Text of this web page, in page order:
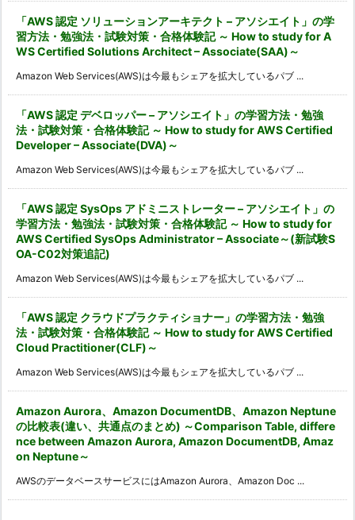
「AWS 認定 ソリューションアーキテクト – アソシエイト」の学
習方法・勉強法・試験対策・合格体験記 ～ How to study for A
WS Certified Solutions Architect – Associate(SAA)～
Amazon Web Services(AWS)は今最もシェアを拡大しているパブ ...
「AWS 認定 デベロッパー – アソシエイト」の学習方法・勉強
法・試験対策・合格体験記 ～ How to study for AWS Certified
Developer – Associate(DVA)～
Amazon Web Services(AWS)は今最もシェアを拡大しているパブ ...
「AWS 認定 SysOps アドミニストレーター – アソシエイト」の
学習方法・勉強法・試験対策・合格体験記 ～ How to study for
AWS Certified SysOps Administrator – Associate～(新試験S
OA-C02対策追記)
Amazon Web Services(AWS)は今最もシェアを拡大しているパブ ...
「AWS 認定 クラウドプラクティショナー」の学習方法・勉強
法・試験対策・合格体験記 ～ How to study for AWS Certified
Cloud Practitioner(CLF)～
Amazon Web Services(AWS)は今最もシェアを拡大しているパブ ...
Amazon Aurora、Amazon DocumentDB、Amazon Neptune
の比較表(違い、共通点のまとめ) ～Comparison Table, differe
nce between Amazon Aurora, Amazon DocumentDB, Amaz
on Neptune～
AWSのデータベースサービスにはAmazon Aurora、Amazon Doc ...